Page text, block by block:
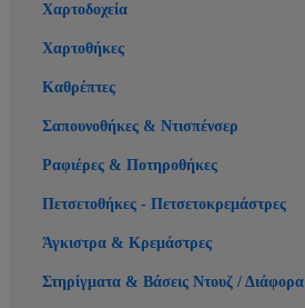
Χαρτοδοχεία
Χαρτοθήκες
Καθρέπτες
Σαπουνοθήκες & Ντισπένσερ
Ραφιέρες & Ποτηροθήκες
Πετσετοθήκες - Πετσετοκρεμάστρες
Άγκιστρα & Κρεμάστρες
Στηρίγματα & Βάσεις Ντουζ / Διάφορα